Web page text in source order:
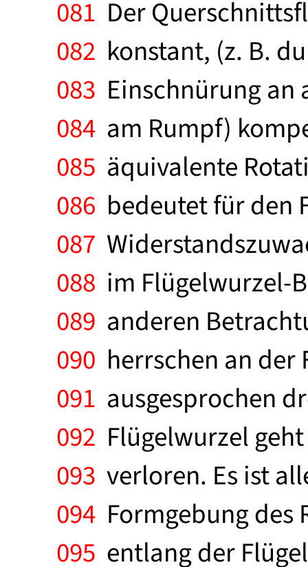
081 Der
082 konstant, (z. B.
083 Einschnürung an
084 am Rumpf)
085 äquivalente
086 bedeutet für den
087
088 im Flügelwurzel-
089 anderen
090 herrschen an
091 ausgesprochen
092 Flügelwurzel
093 verloren. Es ist
094 Formgebung
095 entlang der